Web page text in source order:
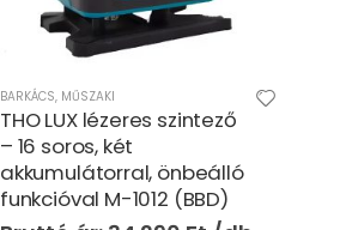
BARKÁCS, MŰSZAKI
THO LUX lézeres szintező
– 16 soros, két
akkumulátorral, önbeálló
funkcióval M-1012 (BBD)